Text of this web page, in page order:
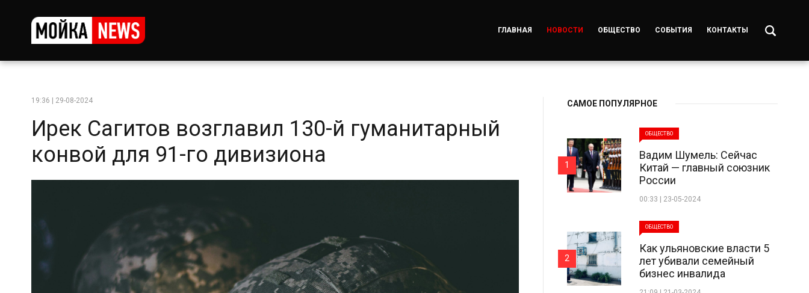
ГЛАВНАЯ НОВОСТИ ОБЩЕСТВО СОБЫТИЯ КОНТАКТЫ
19:36 | 29-08-2024
Ирек Сагитов возглавил 130-й гуманитарный
конвой для 91-го дивизиона
САМОЕ ПОПУЛЯРНОЕ
ОБЩЕСТВО
Вадим Шумель: Сейчас
Китай — главный союзник
России
00:33 | 23-05-2024
1
ОБЩЕСТВО
Как ульяновские власти 5
лет убивали семейный
бизнес инвалида
2